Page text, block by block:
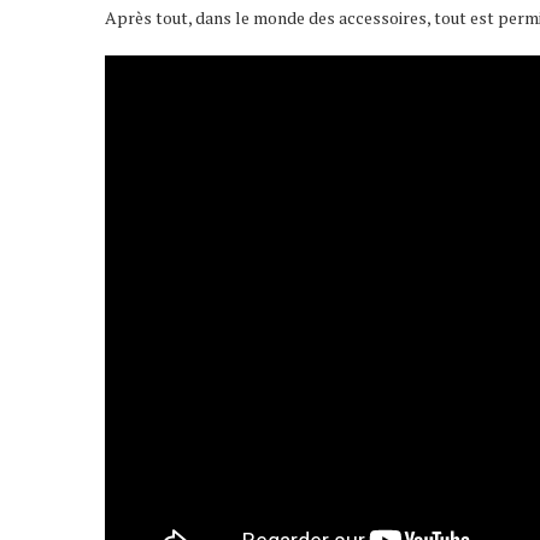
Après tout, dans le monde des accessoires, tout est